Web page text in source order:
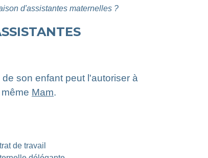
d'assistantes maternelles ?
son enfant peut l'autoriser à
Mam.
de travail